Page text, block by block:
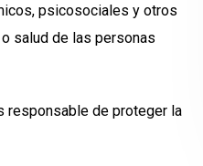
psicosociales y otros
salud de las personas
responsable de proteger la